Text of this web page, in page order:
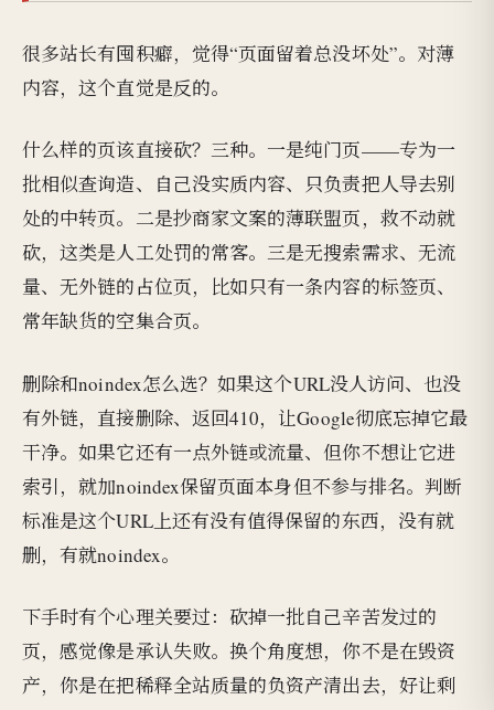
很多站长有囤积癖，觉得“页面留着总没坏处”。对薄
内容，这个直觉是反的。
什么样的页该直接砍？三种。一是纯门页——专为一
批相似查询造、自己没实质内容、只负责把人导去别
处的中转页。二是抄商家文案的薄联盟页，救不动就
砍，这类是人工处罚的常客。三是无搜索需求、无流
量、无外链的占位页，比如只有一条内容的标签页、
常年缺货的空集合页。
删除和noindex怎么选？如果这个URL没人访问、也没
有外链，直接删除、返回410，让Google彻底忘掉它最
干净。如果它还有一点外链或流量、但你不想让它进
索引，就加noindex保留页面本身但不参与排名。判断
标准是这个URL上还有没有值得保留的东西，没有就
删，有就noindex。
下手时有个心理关要过：砍掉一批自己辛苦发过的
页，感觉像是承认失败。换个角度想，你不是在毁资
产，你是在把稀释全站质量的负资产清出去，好让剩